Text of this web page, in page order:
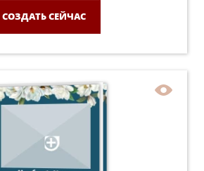
СОЗДАТЬ СЕЙЧАС